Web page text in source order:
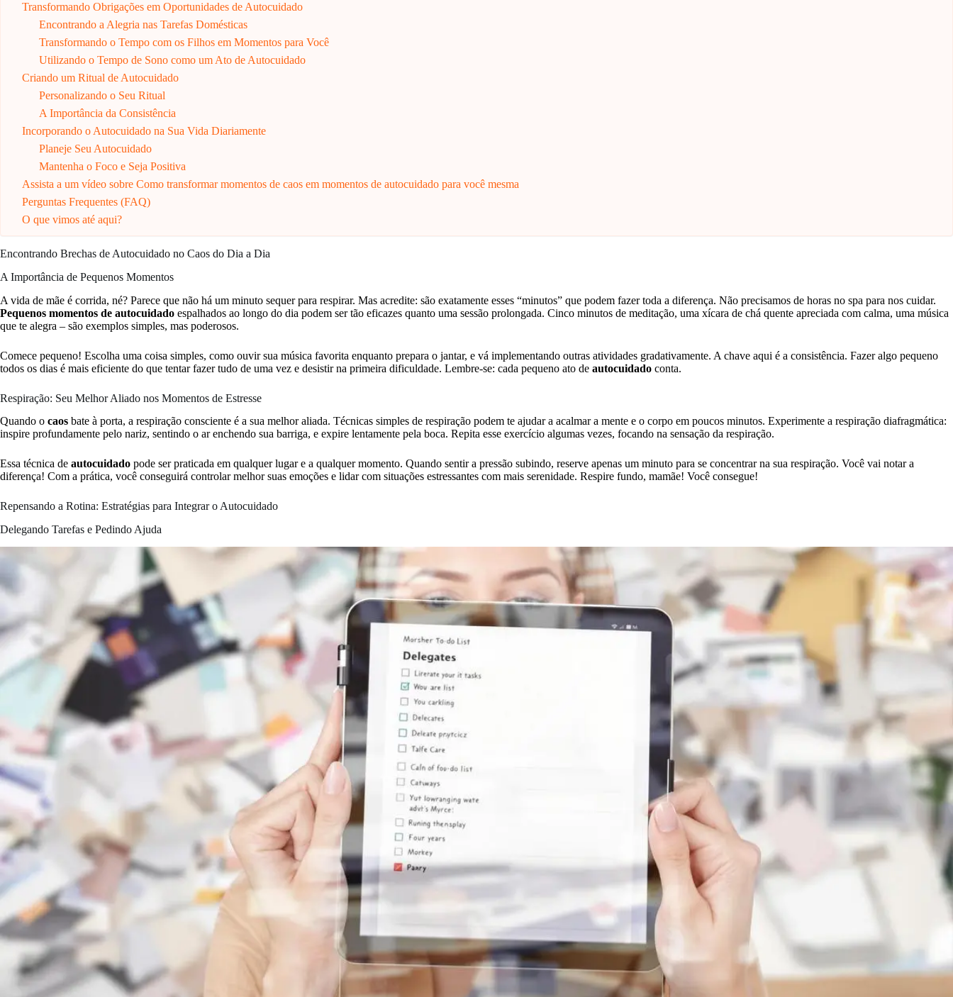
Transformando Obrigações em Oportunidades de Autocuidado
Encontrando a Alegria nas Tarefas Domésticas
Transformando o Tempo com os Filhos em Momentos para Você
Utilizando o Tempo de Sono como um Ato de Autocuidado
Criando um Ritual de Autocuidado
Personalizando o Seu Ritual
A Importância da Consistência
Incorporando o Autocuidado na Sua Vida Diariamente
Planeje Seu Autocuidado
Mantenha o Foco e Seja Positiva
Assista a um vídeo sobre Como transformar momentos de caos em momentos de autocuidado para você mesma
Perguntas Frequentes (FAQ)
O que vimos até aqui?
Encontrando Brechas de Autocuidado no Caos do Dia a Dia
A Importância de Pequenos Momentos
A vida de mãe é corrida, né? Parece que não há um minuto sequer para respirar. Mas acredite: são exatamente esses “minutos” que podem fazer toda a diferença. Não precisamos de horas no spa para nos cuidar.
Pequenos momentos de autocuidado espalhados ao longo do dia podem ser tão eficazes quanto uma sessão prolongada. Cinco minutos de meditação, uma xícara de chá quente apreciada com calma, uma música
que te alegra – são exemplos simples, mas poderosos.
Comece pequeno! Escolha uma coisa simples, como ouvir sua música favorita enquanto prepara o jantar, e vá implementando outras atividades gradativamente. A chave aqui é a consistência. Fazer algo pequeno
todos os dias é mais eficiente do que tentar fazer tudo de uma vez e desistir na primeira dificuldade. Lembre-se: cada pequeno ato de autocuidado conta.
Respiração: Seu Melhor Aliado nos Momentos de Estresse
Quando o caos bate à porta, a respiração consciente é a sua melhor aliada. Técnicas simples de respiração podem te ajudar a acalmar a mente e o corpo em poucos minutos. Experimente a respiração diafragmática:
inspire profundamente pelo nariz, sentindo o ar enchendo sua barriga, e expire lentamente pela boca. Repita esse exercício algumas vezes, focando na sensação da respiração.
Essa técnica de autocuidado pode ser praticada em qualquer lugar e a qualquer momento. Quando sentir a pressão subindo, reserve apenas um minuto para se concentrar na sua respiração. Você vai notar a
diferença! Com a prática, você conseguirá controlar melhor suas emoções e lidar com situações estressantes com mais serenidade. Respire fundo, mamãe! Você consegue!
Repensando a Rotina: Estratégias para Integrar o Autocuidado
Delegando Tarefas e Pedindo Ajuda